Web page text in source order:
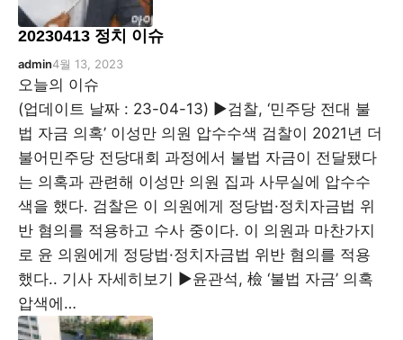
20230413 정치 이슈
admin4월 13, 2023
오늘의 이슈
(업데이트 날짜 : 23-04-13) ▶검찰, ‘민주당 전대 불
법 자금 의혹’ 이성만 의원 압수수색 검찰이 2021년 더
불어민주당 전당대회 과정에서 불법 자금이 전달됐다
는 의혹과 관련해 이성만 의원 집과 사무실에 압수수
색을 했다. 검찰은 이 의원에게 정당법·정치자금법 위
반 혐의를 적용하고 수사 중이다. 이 의원과 마찬가지
로 윤 의원에게 정당법·정치자금법 위반 혐의를 적용
했다.. 기사 자세히보기 ▶윤관석, 檢 ‘불법 자금’ 의혹
압색에…